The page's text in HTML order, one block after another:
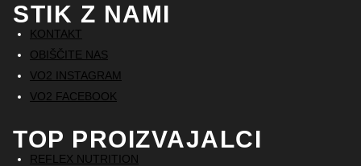
STIK Z NAMI
KONTAKT
OBIŠČITE NAS
VO2 INSTAGRAM
VO2 FACEBOOK
TOP PROIZVAJALCI
REFLEX NUTRITION